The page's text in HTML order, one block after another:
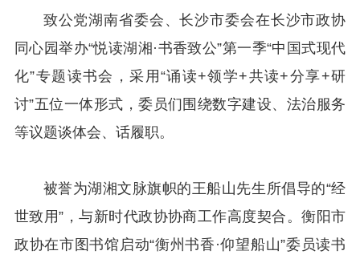
致公党湖南省委会、长沙市委会在长沙市政协
同心园举办“悦读湖湘·书香致公”第一季“中国式现代
化”专题读书会，采用“诵读+领学+共读+分享+研
讨”五位一体形式，委员们围绕数字建设、法治服务
等议题谈体会、话履职。
被誉为湖湘文脉旗帜的王船山先生所倡导的“经
世致用”，与新时代政协协商工作高度契合。衡阳市
政协在市图书馆启动“衡州书香·仰望船山”委员读书